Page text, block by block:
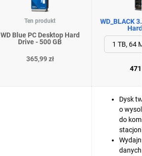
Ten produkt
WD Blue PC Desktop Hard
Drive - 500 GB
365,99 zł
WD_BLACK
Dysk
o
do